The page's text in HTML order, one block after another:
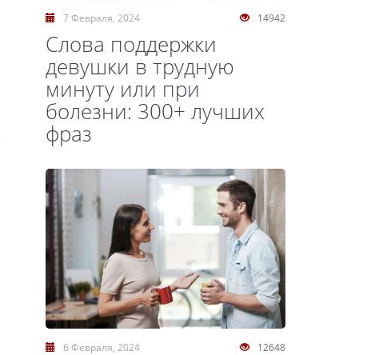
14942
7 Февраля, 2024
Слова поддержки
девушки в трудную
минуту или при
болезни: 300+ лучших
фраз
12648
6 Февраля, 2024